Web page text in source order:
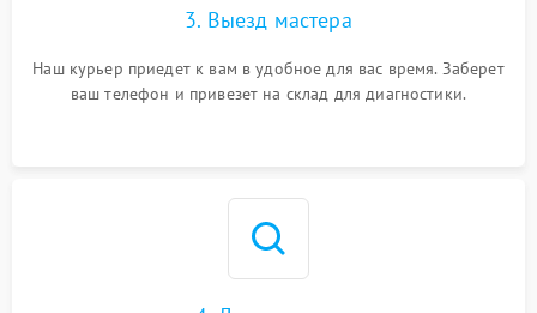
3. Выезд мастера
Наш курьер приедет к вам в удобное для вас время. Заберет
ваш телефон и привезет на склад для диагностики.